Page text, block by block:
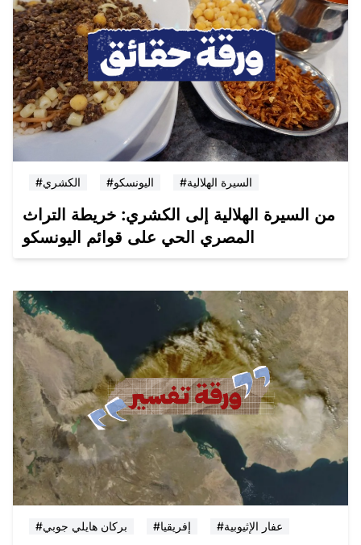
#الكشري #اليونسكو #السيرة الهلالية
من السيرة الهلالية إلى الكشري: خريطة التراث
المصري الحي على قوائم اليونسكو
#بركان هايلي جوبي #إفريقيا #عفار الإثيوبية